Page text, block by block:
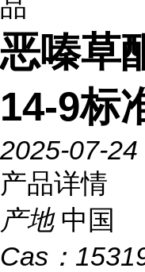
品
恶嗪草
14-9标
2025-07-24
产品详情
产地 中国
Cas：